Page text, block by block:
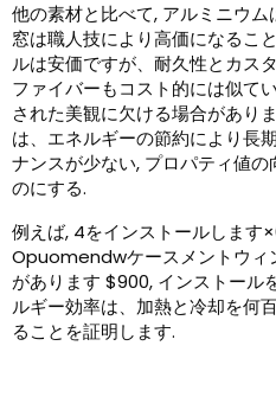
他の素材と比べて, アルミニウ
窓は職人技により高価になるこ
ルは安価ですが、耐久性とカス
ファイバーもコスト的には似て
された美観に欠ける場合があ
は、エネルギーの節約により長
ナンスが少ない, プロパティ値
のにする.
例えば, 4をインストールしま
Opuomendwケースメントウィ
があります $900, インストール
ルギー効率は、加熱と冷却を何
ることを証明します.